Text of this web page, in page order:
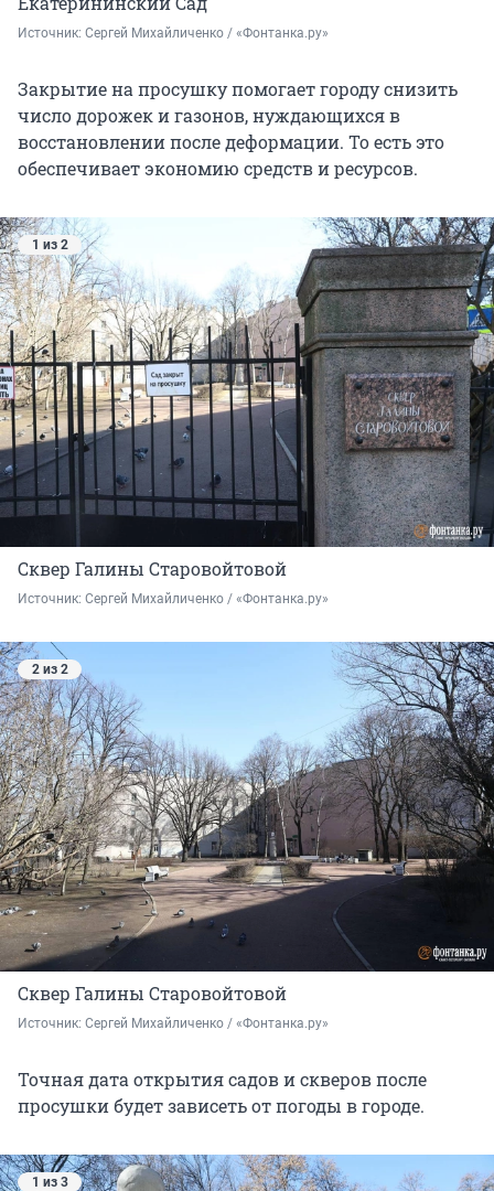
Источник: Сергей Михайличенко / «Фонтанка.ру»
Закрытие на просушку помогает городу снизить
число дорожек и газонов, нуждающихся в
восстановлении после деформации. То есть это
обеспечивает экономию средств и ресурсов.
1 из 2
Сквер Галины Старовойтовой
Источник: Сергей Михайличенко / «Фонтанка.ру»
2 из 2
Сквер Галины Старовойтовой
Источник: Сергей Михайличенко / «Фонтанка.ру»
Точная дата открытия садов и скверов после
просушки будет зависеть от погоды в городе.
1 из 3